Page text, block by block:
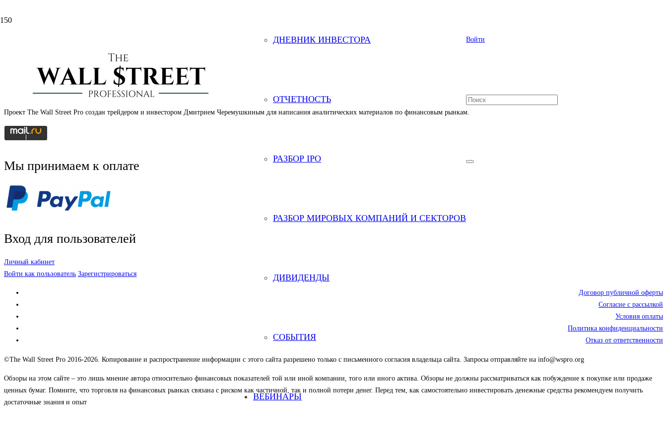
ДНЕВНИК ИНВЕСТОРА
ОТЧЕТНОСТЬ
РАЗБОР IPO
РАЗБОР МИРОВЫХ КОМПАНИЙ И СЕКТОРОВ
ДИВИДЕНДЫ
СОБЫТИЯ
ВЕБИНАРЫ
Войти
asx
Аэропорт Сиднея (SYD): еще один инфраструктурный объект для инвестиций
Выбираем лучшие биржи для покупки. NYSE, NASDAQ, CME, LSE, TSX, ASX, SGX, HKSE, EURONEXT
Разбор: Hong Kong Stock Exchange, Toronto Stock Exchange и Australia Stock Exchange
Проект The Wall Street Pro создан трейдером и инвестором Дмитрием Черемушкиным для написания аналитических материалов по финансовым рынкам.
Мы принимаем к оплате
Вход для пользователей
Личный кабинет
Войти как пользователь Зарегистрироваться
Договор публичной оферты
Согласие с рассылкой
Условия оплаты
Политика конфиденциальности
Отказ от ответственности
©The Wall Street Pro 2016-2026. Копирование и распространение информации с этого сайта разрешено только с письменного согласия владельца сайта. Запросы отправляйте на info@wspro.org
Обзоры на этом сайте – это лишь мнение автора относительно финансовых показателей той или иной компании, того или иного актива. Обзоры не должны рассматриваться как побуждение к покупке или продаже
ценных бумаг. Помните, что торговля на финансовых рынках связана с риском как частичной, так и полной потери денег. Перед тем, как самостоятельно инвестировать денежные средства рекомендуем получить
достаточные знания и опыт